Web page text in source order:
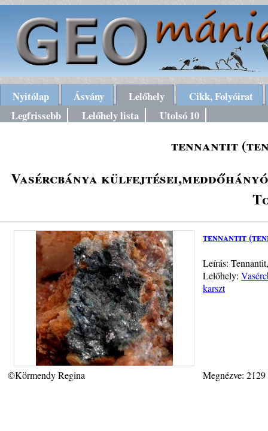
Nyitólap Ásvány Lelőhely
Cikk, Folyóirat
Legfrissebb
Lelőhely lista Utolsó 10
tennantit
Vasércbánya
tennantit
Leírás:
Lelőhely:
karszt
©Körmendy Regina Megnézve: